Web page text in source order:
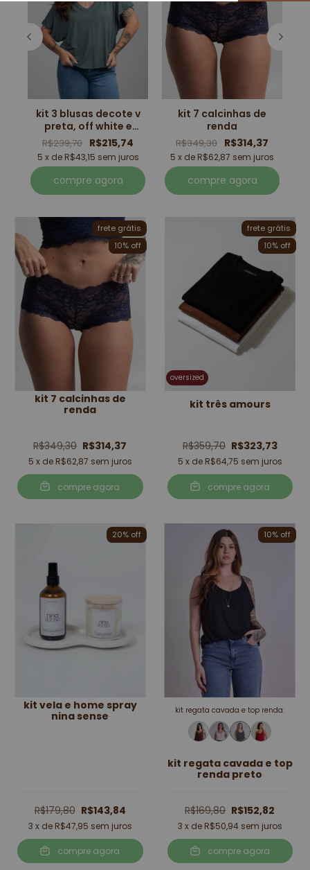
kit 3 blusas decote v
preta, off white e
verde
R$239,70 R$215,74
5 x de R$43,15 sem juros
compre agora
kit 7 calcinhas de
renda
R$349,30 R$314,37
5 x de R$62,87 sem juros
compre agora
frete grátis
10% off
kit 7 calcinhas de
renda
R$349,30 R$314,37
5 x de R$62,87 sem juros
compre agora
frete grátis
10% off
oversized
kit três amours
R$359,70 R$323,73
5 x de R$64,75 sem juros
compre agora
20% off
kit vela e home spray
nina sense
R$179,80 R$143,84
3 x de R$47,95 sem juros
compre agora
10% off
kit regata cavada e top renda:
kit regata cavada e top
renda preto
R$169,80 R$152,82
3 x de R$50,94 sem juros
compre agora